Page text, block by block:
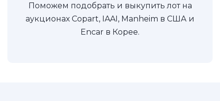
Поможем подобрать и выкупить лот на
аукционах Copart, IAAI, Manheim в США и
Encar в Корее.